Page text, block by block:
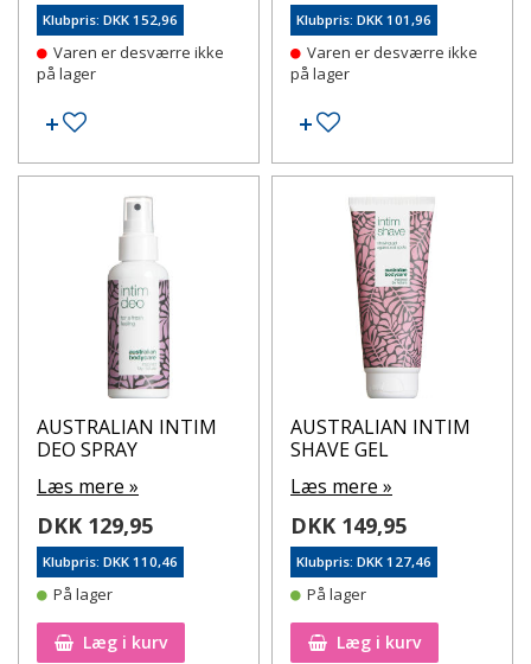
Klubpris: DKK 152,96
Varen er desværre ikke
på lager
Tilføj til ønskeseddel
Klubpris: DKK 101,96
Varen er desværre ikke
på lager
Tilføj til ønskeseddel
AUSTRALIAN INTIM
DEO SPRAY
Læs mere »
DKK 129,95
Klubpris: DKK 110,46
På lager
Læg i kurv
AUSTRALIAN INTIM
SHAVE GEL
Læs mere »
DKK 149,95
Klubpris: DKK 127,46
På lager
Læg i kurv